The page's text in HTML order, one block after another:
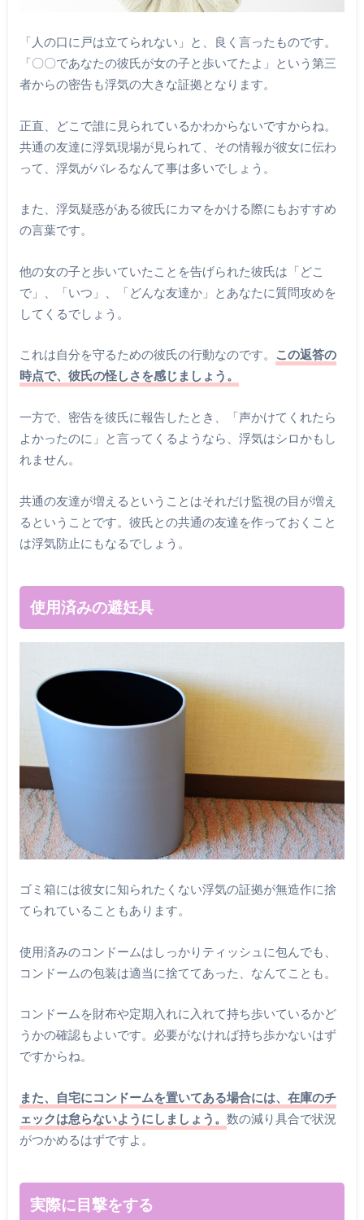
「人の口に戸は立てられない」と、良く言ったものです。
「〇〇であなたの彼氏が女の子と歩いてたよ」という第三
者からの密告も浮気の大きな証拠となります。
正直、どこで誰に見られているかわからないですからね。
共通の友達に浮気現場が見られて、その情報が彼女に伝わ
って、浮気がバレるなんて事は多いでしょう。
また、浮気疑惑がある彼氏にカマをかける際にもおすすめ
の言葉です。
他の女の子と歩いていたことを告げられた彼氏は「どこ
で」、「いつ」、「どんな友達か」とあなたに質問攻めを
してくるでしょう。
これは自分を守るための彼氏の行動なのです。 この返答の
時点で、彼氏の怪しさを感じましょう。
一方で、密告を彼氏に報告したとき、「声かけてくれたら
よかったのに」と言ってくるようなら、浮気はシロかもし
れません。
共通の友達が増えるということはそれだけ監視の目が増え
るということです。彼氏との共通の友達を作っておくこと
は浮気防止にもなるでしょう。
使用済みの避妊具
ゴミ箱には彼女に知られたくない浮気の証拠が無造作に捨
てられていることもあります。
使用済みのコンドームはしっかりティッシュに包んでも、
コンドームの包装は適当に捨ててあった、なんてことも。
コンドームを財布や定期入れに入れて持ち歩いているかど
うかの確認もよいです。必要がなければ持ち歩かないはず
ですからね。
また、自宅にコンドームを置いてある場合には、在庫のチ
ェックは怠らないようにしましょう。 数の減り具合で状況
がつかめるはずですよ。
実際に目撃をする